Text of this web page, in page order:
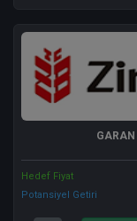
GARAN
Hedef Fiyat
Potansiyel Getiri